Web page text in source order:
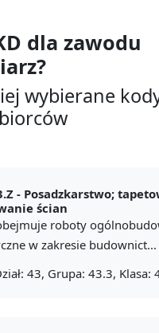
dla zawodu
wybierane
- Posadzkarstwo;
ścian
roboty
w zakresie budownict...
43, Grupa: 43.3, Klasa: